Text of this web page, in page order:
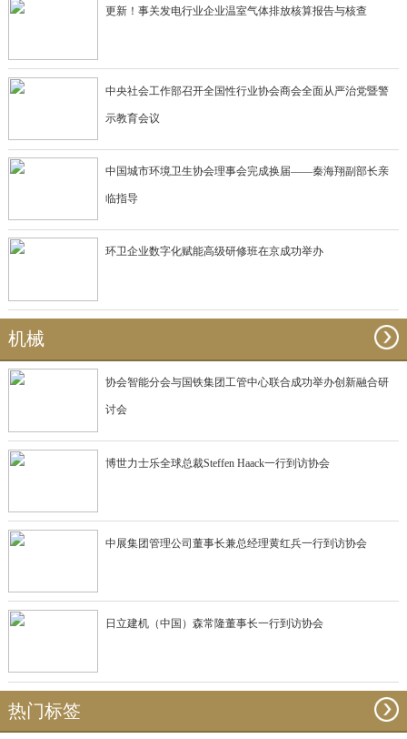
更新！事关发电行业企业温室气体排放核算报告与核查
中央社会工作部召开全国性行业协会商会全面从严治党暨警
示教育会议
中国城市环境卫生协会理事会完成换届——秦海翔副部长亲
临指导
环卫企业数字化赋能高级研修班在京成功举办
机械
协会智能分会与国铁集团工管中心联合成功举办创新融合研
讨会
博世力士乐全球总裁Steffen Haack一行到访协会
中展集团管理公司董事长兼总经理黄红兵一行到访协会
日立建机（中国）森常隆董事长一行到访协会
热门标签